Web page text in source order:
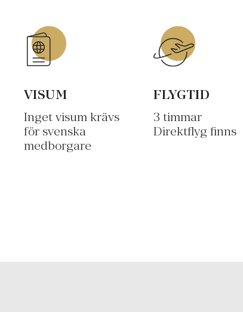
VISUM
Inget visum krävs
för svenska
medborgare
FLYGTID
3 timmar
Direktflyg finns